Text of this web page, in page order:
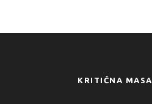
KRITIČNA MASA